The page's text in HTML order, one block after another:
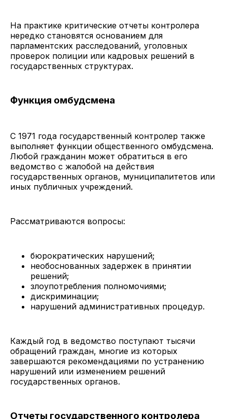
На практике критические отчеты контролера
нередко становятся основанием для
парламентских расследований, уголовных
проверок полиции или кадровых решений в
государственных структурах.
Функция омбудсмена
С 1971 года государственный контролер также
выполняет функции общественного омбудсмена.
Любой гражданин может обратиться в его
ведомство с жалобой на действия
государственных органов, муниципалитетов или
иных публичных учреждений.
Рассматриваются вопросы:
бюрократических нарушений;
необоснованных задержек в принятии
решений;
злоупотребления полномочиями;
дискриминации;
нарушений административных процедур.
Каждый год в ведомство поступают тысячи
обращений граждан, многие из которых
завершаются рекомендациями по устранению
нарушений или изменением решений
государственных органов.
Отчеты государственного контролера